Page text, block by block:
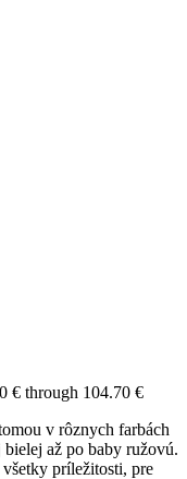
€ through 104.70 €
v rôznych farbách
až po baby ružovú.
príležitosti, pre